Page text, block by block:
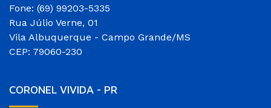
Fone: (69) 99203-5335
Rua Júlio Verne, 01
Vila Albuquerque - Campo Grande/MS
CEP: 79060-230
CORONEL VIVIDA - PR